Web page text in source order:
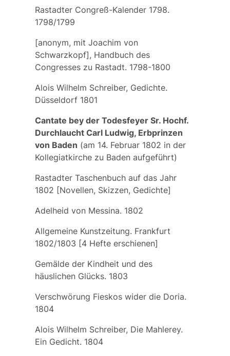
Rastadter Congreß-Kalender 1798.
1798/1799
[anonym, mit Joachim von
Schwarzkopf], Handbuch des
Congresses zu Rastadt. 1798-1800
Alois Wilhelm Schreiber, Gedichte.
Düsseldorf 1801
Cantate bey der Todesfeyer Sr. Hochf.
Durchlaucht Carl Ludwig, Erbprinzen
von Baden (am 14. Februar 1802 in der
Kollegiatkirche zu Baden aufgeführt)
Rastadter Taschenbuch auf das Jahr
1802 [Novellen, Skizzen, Gedichte]
Adelheid von Messina. 1802
Allgemeine Kunstzeitung. Frankfurt
1802/1803 [4 Hefte erschienen]
Gemälde der Kindheit und des
häuslichen Glücks. 1803
Verschwörung Fieskos wider die Doria.
1804
Alois Wilhelm Schreiber, Die Mahlerey.
Ein Gedicht. 1804